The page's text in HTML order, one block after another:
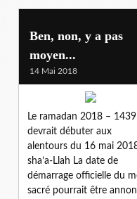
Ben, non, y a pas
moyen...
14 Mai 2018
Le ramadan 2018 – 1439
devrait débuter aux
alentours du 16 mai
sha’a-Llah La date de
démarrage officielle du
sacré pourrait être